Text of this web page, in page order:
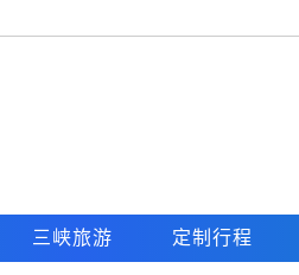
三峡旅游 定制行程